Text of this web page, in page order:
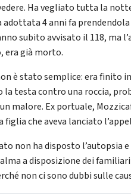
Ha vegliato tutta la
adottata 4 anni fa prendendola
subito avvisato il 118, ma
era già morto.
è stato semplice: era finito
la testa contro una roccia,
malore. Ex portuale,
figlia che aveva lanciato
non ha disposto l’autopsia e
a disposizione dei
non ci sono dubbi sulle